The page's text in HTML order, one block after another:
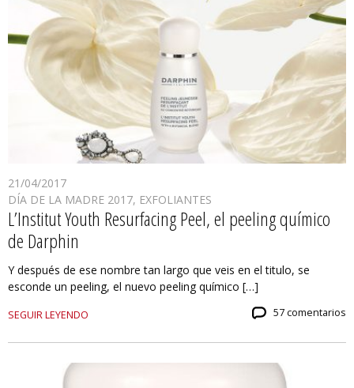
21/04/2017
DÍA DE LA MADRE 2017, EXFOLIANTES
L’Institut Youth Resurfacing Peel, el peeling químico
de Darphin
Y después de ese nombre tan largo que veis en el titulo, se
esconde un peeling, el nuevo peeling químico […]
SEGUIR LEYENDO 57 comentarios